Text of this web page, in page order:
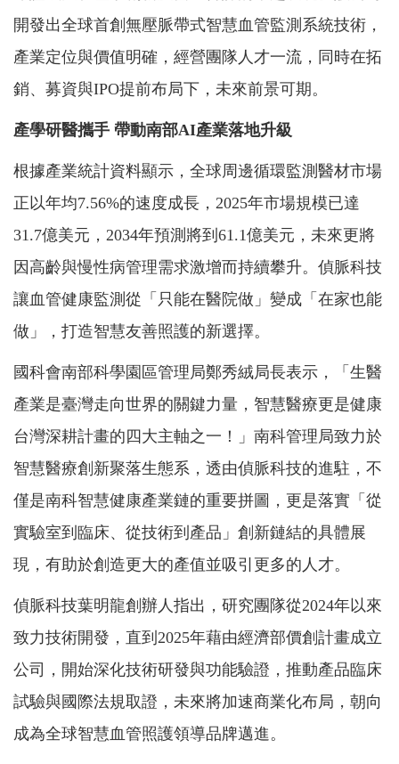
開發出全球首創無壓脈帶式智慧血管監測系統技術，
產業定位與價值明確，經營團隊人才一流，同時在拓
銷、募資與IPO提前布局下，未來前景可期。
產學研醫攜手 帶動南部AI產業落地升級
根據產業統計資料顯示，全球周邊循環監測醫材市場
正以年均7.56%的速度成長，2025年市場規模已達
31.7億美元，2034年預測將到61.1億美元，未來更將
因高齡與慢性病管理需求激增而持續攀升。偵脈科技
讓血管健康監測從「只能在醫院做」變成「在家也能
做」，打造智慧友善照護的新選擇。
國科會南部科學園區管理局鄭秀絨局長表示，「生醫
產業是臺灣走向世界的關鍵力量，智慧醫療更是健康
台灣深耕計畫的四大主軸之一！」南科管理局致力於
智慧醫療創新聚落生態系，透由偵脈科技的進駐，不
僅是南科智慧健康產業鏈的重要拼圖，更是落實「從
實驗室到臨床、從技術到產品」創新鏈結的具體展
現，有助於創造更大的產值並吸引更多的人才。
偵脈科技葉明龍創辦人指出，研究團隊從2024年以來
致力技術開發，直到2025年藉由經濟部價創計畫成立
公司，開始深化技術研發與功能驗證，推動產品臨床
試驗與國際法規取證，未來將加速商業化布局，朝向
成為全球智慧血管照護領導品牌邁進。